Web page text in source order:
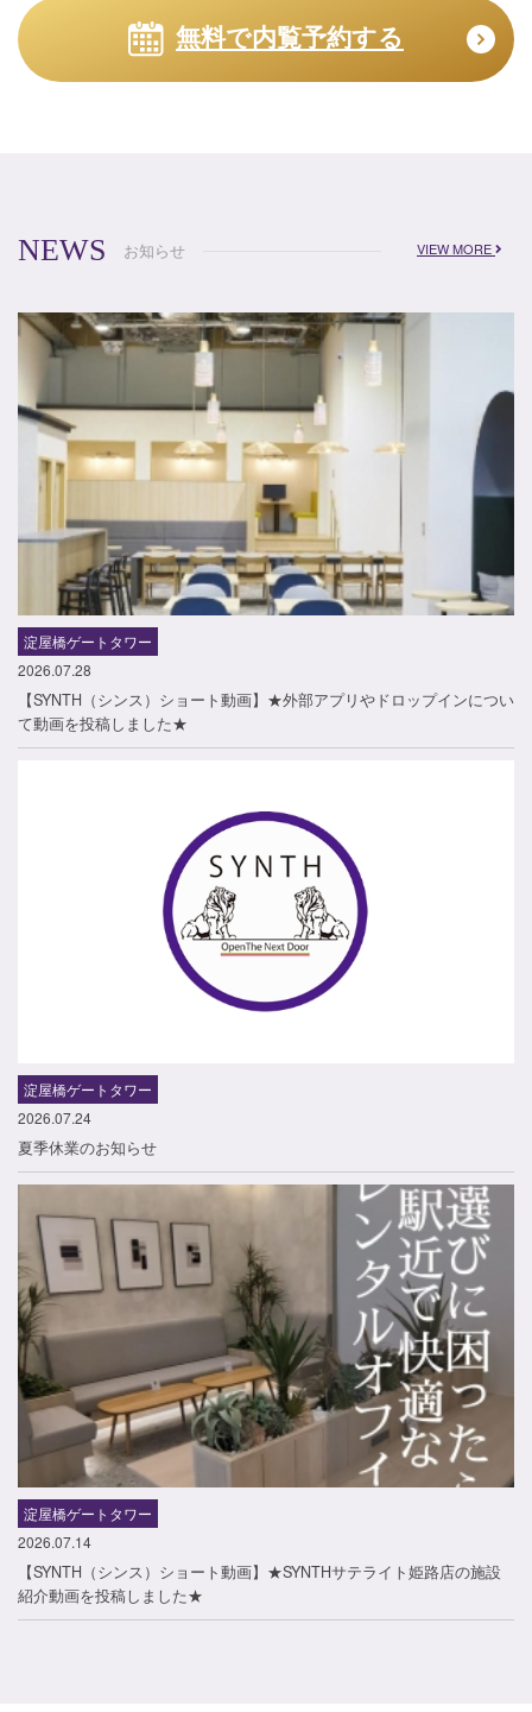
無料で内覧予約する
NEWS お知らせ VIEW MORE
淀屋橋ゲートタワー
2026.07.28
【SYNTH（シンス）ショート動画】★外部アプリやドロップインについ
て動画を投稿しました★
淀屋橋ゲートタワー
2026.07.24
夏季休業のお知らせ
淀屋橋ゲートタワー
2026.07.14
【SYNTH（シンス）ショート動画】★SYNTHサテライト姫路店の施設
紹介動画を投稿しました★